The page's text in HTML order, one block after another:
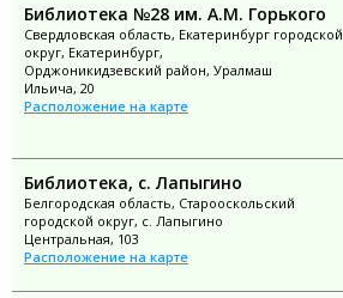
Библиотека №28 им. А.М. Горького
Свердловская область, Екатеринбург городской
округ, Екатеринбург,
Орджоникидзевский район, Уралмаш
Ильича, 20
Расположение на карте
Библиотека, с. Лапыгино
Белгородская область, Старооскольский
городской округ, с. Лапыгино
Центральная, 103
Расположение на карте